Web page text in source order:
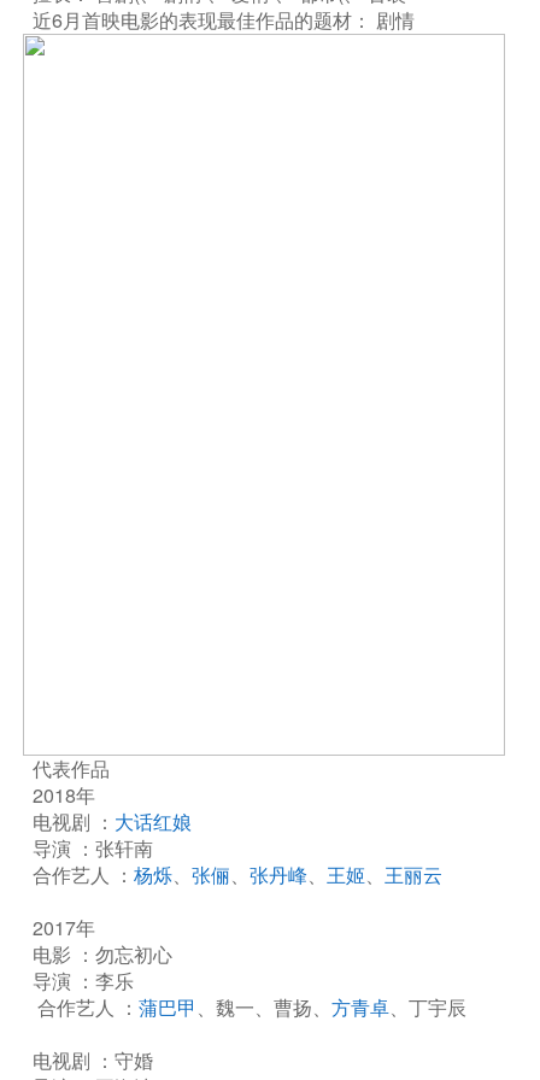
近6月首映电影的表现最佳作品的题材： 剧情
代表作品
2018年
电视剧 ： 大话红娘
导演 ：张轩南
合作艺人 ： 杨烁、 张俪、 张丹峰、 王姬、 王丽云
2017年
电影 ：勿忘初心
导演 ：李乐
合作艺人 ： 蒲巴甲 、魏一、曹扬、 方青卓、丁宇辰
电视剧 ：守婚